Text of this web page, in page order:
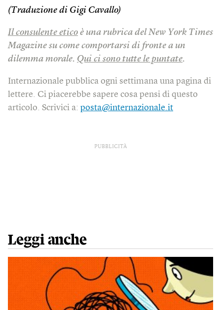
(Traduzione di Gigi Cavallo)
Il consulente etico è una rubrica del New York Times
Magazine su come comportarsi di fronte a un
dilemma morale. Qui ci sono tutte le puntate.
Internazionale pubblica ogni settimana una pagina di
lettere. Ci piacerebbe sapere cosa pensi di questo
articolo. Scrivici a: posta@internazionale.it
PUBBLICITÀ
Leggi anche